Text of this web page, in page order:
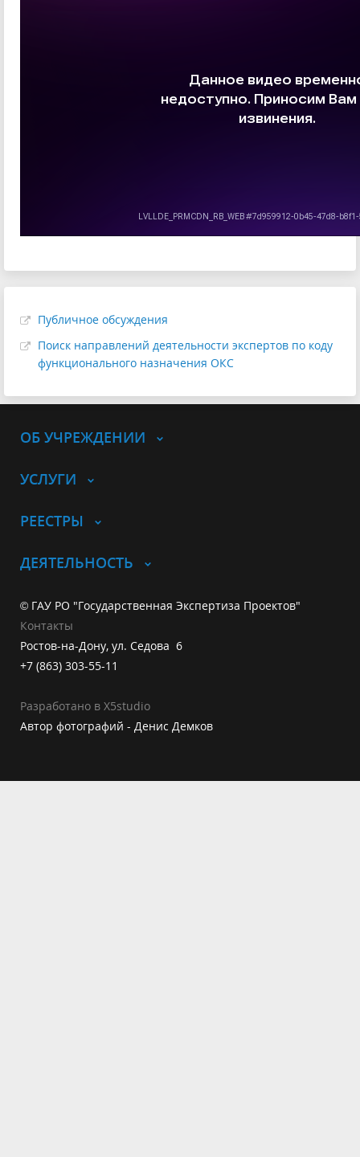
Публичное обсуждения
Поиск направлений деятельности экспертов по коду
функционального назначения ОКС
ОБ УЧРЕЖДЕНИИ
УСЛУГИ
РЕЕСТРЫ
ДЕЯТЕЛЬНОСТЬ
© ГАУ РО "Государственная Экспертиза Проектов"
Контакты
Ростов-на-Дону, ул. Седова 6
+7 (863) 303-55-11
Разработано в X5studio
Автор фотографий - Денис Демков